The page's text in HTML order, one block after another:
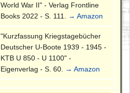
World War II" - Verlag Frontline
Books 2022 - S. 111.
→ Amazon
"Kurzfassung Kriegstagebücher
Deutscher U-Boote 1939 - 1945 -
KTB U 850 - U 1100" -
Eigenverlag - S. 60.
→ Amazon